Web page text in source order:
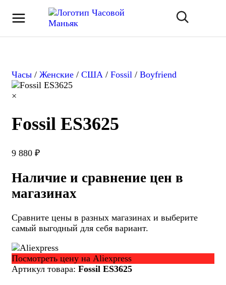
Часы / Женские / США / Fossil / Boyfriend
×
Fossil ES3625
9 880 ₽
Наличие и сравнение цен в
магазинах
Сравните цены в разных магазинах и выберите
самый выгодный для себя вариант.
Посмотреть цену на Aliexpress
Артикул товара: Fossil ES3625